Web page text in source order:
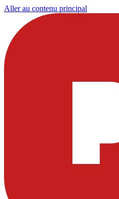
Aller au contenu principal